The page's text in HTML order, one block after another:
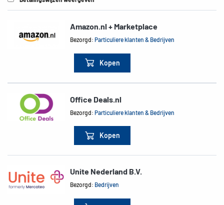
Amazon.nl + Marketplace
Bezorgd:Particuliere klanten & Bedrijven
Kopen
Office Deals.nl
Bezorgd:Particuliere klanten & Bedrijven
Kopen
Unite Nederland B.V.
Bezorgd: Bedrijven